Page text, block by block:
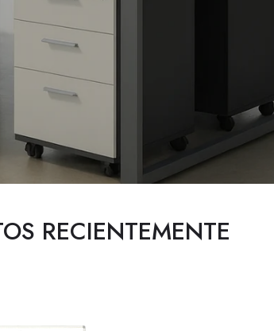
RECIENTEMENTE